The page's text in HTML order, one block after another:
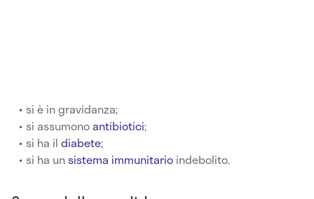
si è in gravidanza;
si assumonoantibiotici;
si ha ildiabete;
si ha unsistema immunitario indebolito.